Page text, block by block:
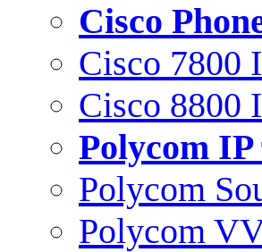
Сisco
Cisco 7800
Cisco 8800
Polycom
Polycom
Polycom